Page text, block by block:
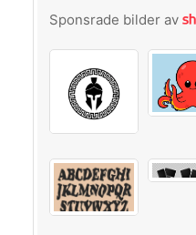
Sponsrade bilder av